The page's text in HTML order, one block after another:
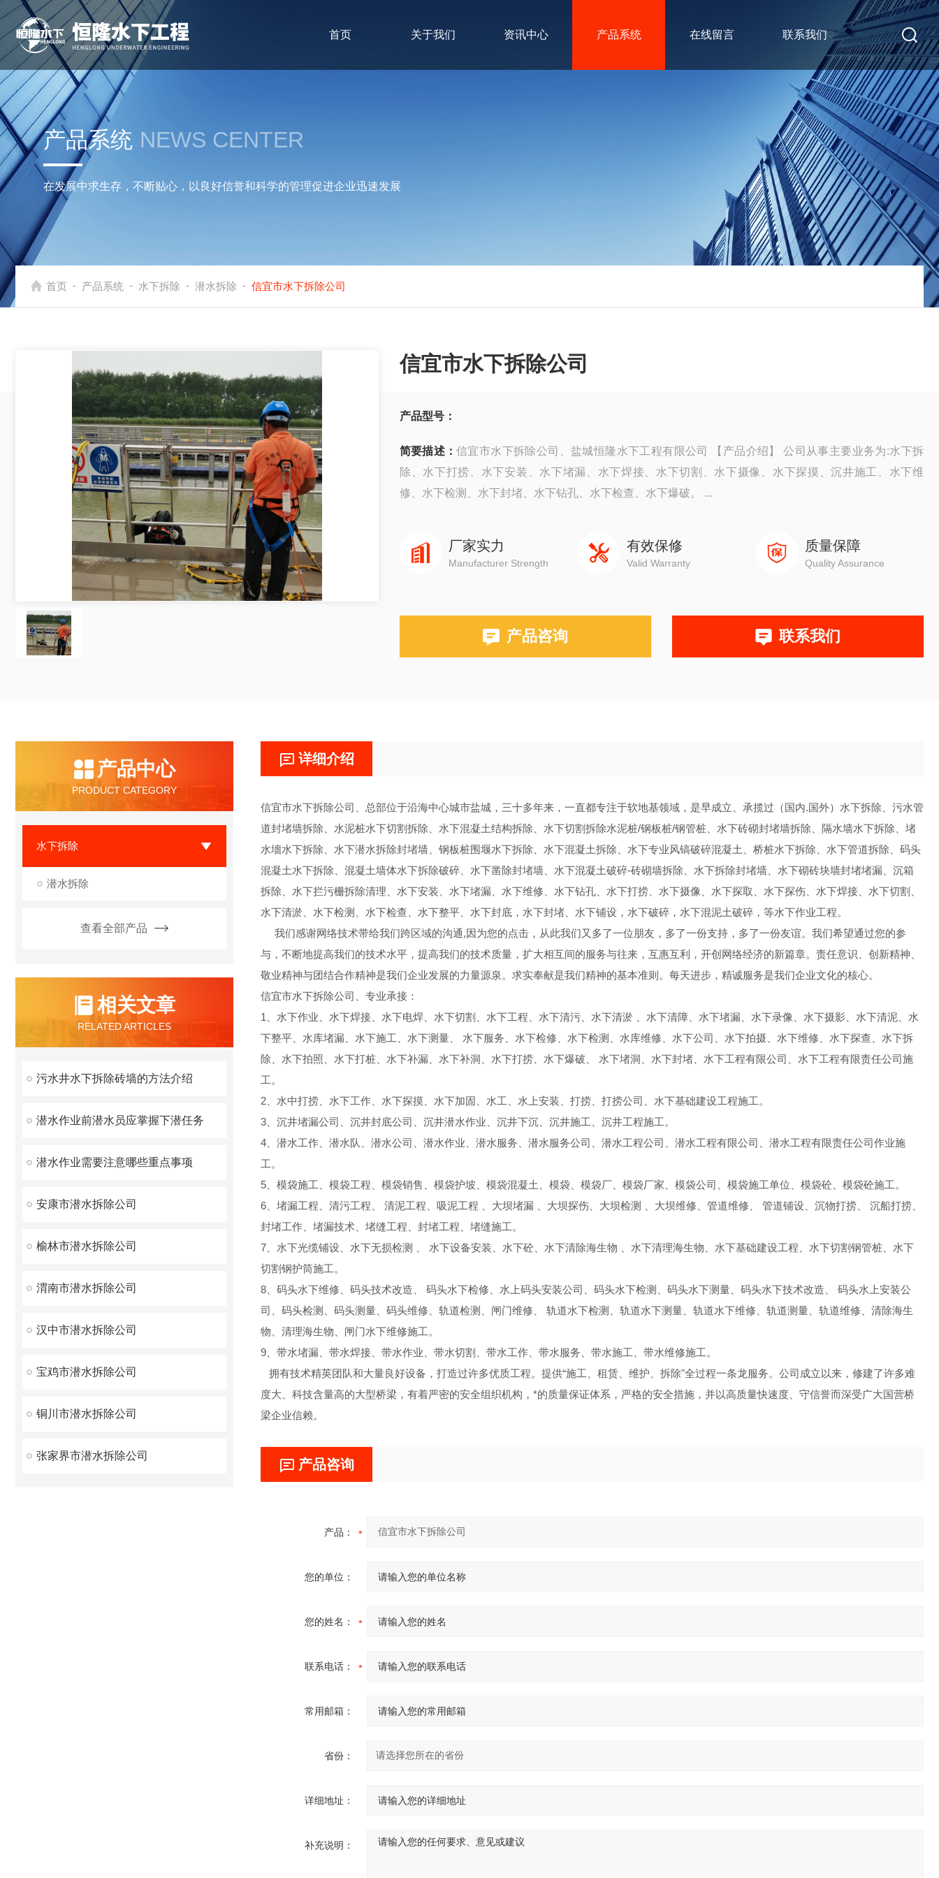
首页 关于我们 资讯中心 产品系统 在线留言 联系我们
产品系统 NEWS CENTER
在发展中求生存，不断贴心，以良好信誉和科学的管理促进企业迅速发展
首页 - 产品系统 - 水下拆除 - 潜水拆除 - 信宜市水下拆除公司
信宜市水下拆除公司
产品型号：
简要描述： 信宜市水下拆除公司、盐城恒隆水下工程有限公司 【产品介绍】 公司从事主要业务为:水下拆
除、水下打捞、水下安装、水下堵漏、水下焊接、水下切割、水下摄像、水下探摸、沉井施工、水下维
修、水下检测、水下封堵、水下钻孔、水下检查、水下爆破。 ...
厂家实力
Manufacturer Strength
有效保修
Valid Warranty
质量保障
Quality Assurance
产品咨询 联系我们
产品中心
PRODUCT CATEGORY
水下拆除
潜水拆除
查看全部产品
相关文章
RELATED ARTICLES
污水井水下拆除砖墙的方法介绍
潜水作业前潜水员应掌握下潜任务
潜水作业需要注意哪些重点事项
安康市潜水拆除公司
榆林市潜水拆除公司
渭南市潜水拆除公司
汉中市潜水拆除公司
宝鸡市潜水拆除公司
铜川市潜水拆除公司
张家界市潜水拆除公司
详细介绍
信宜市水下拆除公司、总部位于沿海中心城市盐城，三十多年来，一直都专注于软地基领域，是早成立、承揽过（国内.国外）水下拆除、污水管
道封堵墙拆除、水泥桩水下切割拆除、水下混凝土结构拆除、水下切割拆除水泥桩/钢板桩/钢管桩、水下砖砌封堵墙拆除、隔水墙水下拆除、堵
水墻水下拆除、水下潜水拆除封堵墙、钢板桩围堰水下拆除、水下混凝土拆除、水下专业风镐破碎混凝土、桥桩水下拆除、水下管道拆除、码头
混凝土水下拆除、混凝土墙体水下拆除破碎、水下凿除封堵墙、水下混凝土破碎-砖砌墙拆除、水下拆除封堵墙、水下砌砖块墙封堵堵漏、沉箱
拆除、水下拦污栅拆除清理、水下安装、水下堵漏、水下维修、水下钻孔、水下打捞、水下摄像、水下探取、水下探伤、水下焊接、水下切割、
水下清淤、水下检测、水下检查、水下整平、水下封底，水下封堵、水下铺设，水下破碎，水下混泥土破碎，等水下作业工程。
我们感谢网络技术带给我们跨区域的沟通,因为您的点击，从此我们又多了一位朋友，多了一份支持，多了一份友谊。我们希望通过您的参
与，不断地提高我们的技术水平，提高我们的技术质量，扩大相互间的服务与往来，互惠互利，开创网络经济的新篇章。责任意识、创新精神、
敬业精神与团结合作精神是我们企业发展的力量源泉。求实奉献是我们精神的基本准则。每天进步，精诚服务是我们企业文化的核心。
信宜市水下拆除公司、专业承接：
1、水下作业、水下焊接、水下电焊、水下切割、水下工程、水下清污、水下清淤 、水下清障、水下堵漏、水下录像、水下摄影、水下清泥、水
下整平、水库堵漏、水下施工、水下测量、 水下服务、水下检修、水下检测、水库维修、水下公司、水下拍摄、水下维修、水下探查、水下拆
除、水下拍照、水下打桩、水下补漏、水下补洞、水下打捞、水下爆破、 水下堵洞、水下封堵、水下工程有限公司、水下工程有限责任公司施
工。
2、水中打捞、水下工作、水下探摸、水下加固、水工、水上安装、打捞、打捞公司、水下基础建设工程施工。
3、沉井堵漏公司、沉井封底公司、沉井潜水作业、沉井下沉、沉井施工、沉井工程施工。
4、潜水工作、潜水队、潜水公司、潜水作业、潜水服务、潜水服务公司、潜水工程公司、潜水工程有限公司、潜水工程有限责任公司作业施
工。
5、模袋施工、模袋工程、模袋销售、模袋护坡、模袋混凝土、模袋、模袋厂、模袋厂家、模袋公司、模袋施工单位、模袋砼、模袋砼施工。
6、堵漏工程、清污工程、 清泥工程、吸泥工程 、大坝堵漏 、大坝探伤、大坝检测 、大坝维修、管道维修、 管道铺设、沉物打捞、 沉船打捞、
封堵工作、堵漏技术、堵缝工程、封堵工程、堵缝施工。
7、水下光缆铺设、水下无损检测 、 水下设备安装、水下砼、水下清除海生物 、水下清理海生物、水下基础建设工程、水下切割钢管桩、水下
切割钢护筒施工。
8、码头水下维修、码头技术改造、 码头水下检修、水上码头安装公司、码头水下检测、码头水下测量、码头水下技术改造、 码头水上安装公
司、码头检测、码头测量、码头维修、轨道检测、闸门维修、 轨道水下检测、轨道水下测量、轨道水下维修、轨道测量、轨道维修、清除海生
物、清理海生物、闸门水下维修施工。
9、带水堵漏、带水焊接、带水作业、带水切割、带水工作、带水服务、带水施工、带水维修施工。
拥有技术精英团队和大量良好设备，打造过许多优质工程。提供“施工、租赁、维护、拆除"全过程一条龙服务。公司成立以来，修建了许多难
度大、科技含量高的大型桥梁，有着严密的安全组织机构，*的质量保证体系，严格的安全措施，并以高质量快速度、守信誉而深受广大国营桥
梁企业信赖。
产品咨询
产品：
您的单位：
您的姓名：
联系电话：
常用邮箱：
省份：
详细地址：
补充说明：